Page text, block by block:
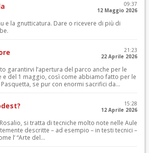
09:37
12 Maggio 2026
e la gnutticatura. Dare o ricevere di più di
21:23
22 Aprile 2026
garantirvi l’apertura del parco anche per le
e del 1 maggio, così come abbiamo fatto per le
se pur con enormi sacrifici da...
15:28
12 Aprile 2026
si tratta di tecniche molto note nelle Aule
descritte – ad esempio – in testi tecnici –
l’ “Arte del...